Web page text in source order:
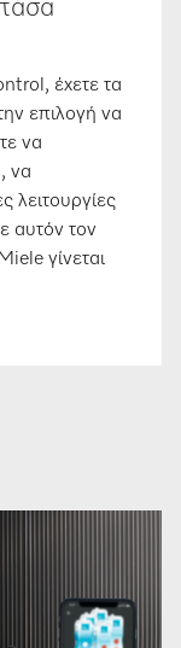
έχετε τα
επιλογή να
να
να
λειτουργίες
αυτόν τον
γίνεται